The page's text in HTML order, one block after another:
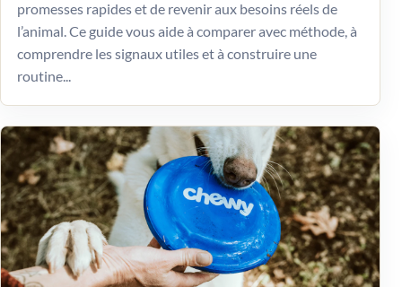
promesses rapides et de revenir aux besoins réels de
l’animal. Ce guide vous aide à comparer avec méthode, à
comprendre les signaux utiles et à construire une
routine...